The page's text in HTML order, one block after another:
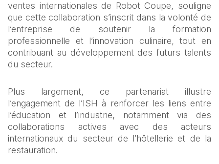
ventes internationales de Robot Coupe, souligne
que cette collaboration s’inscrit dans la volonté de
l’entreprise de soutenir la formation
professionnelle et l’innovation culinaire, tout en
contribuant au développement des futurs talents
du secteur.
Plus largement, ce partenariat illustre
l’engagement de l’ISH à renforcer les liens entre
l’éducation et l’industrie, notamment via des
collaborations actives avec des acteurs
internationaux du secteur de l’hôtellerie et de la
restauration.